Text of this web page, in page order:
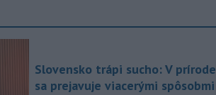
Slovensko trápi sucho: V prírode
sa prejavuje viacerými spôsobmi